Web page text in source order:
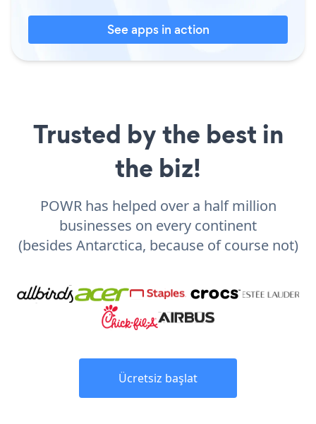
See apps in action
Trusted by the best in
the biz!
POWR has helped over a half million
businesses on every continent
(besides Antarctica, because of course not)
Ücretsiz başlat